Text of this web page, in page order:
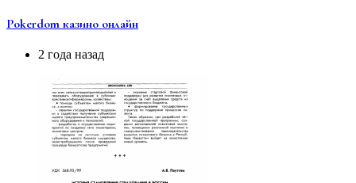
Pokerdom казино онлайн
2 года назад